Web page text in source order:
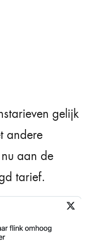
gelijk
andere
aan de
tarief.